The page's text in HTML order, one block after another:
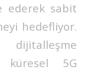
ederek sabit
hedefliyor.
küresel 5G